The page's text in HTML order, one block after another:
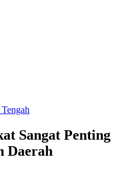
Sangat Penting
Daerah